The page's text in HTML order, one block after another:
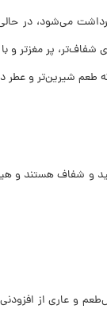
می‌شود، در
پر مغزتر و
طعم شیرین‌تر و عطر
و شفاف هستند و
و عاری از